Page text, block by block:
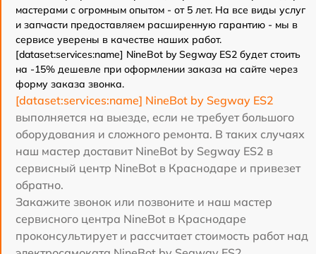
мастерами с огромным опытом - от 5 лет. На все виды услуг
и запчасти предоставляем расширенную гарантию - мы в
сервисе уверены в качестве наших работ.
[dataset:services:name] NineBot by Segway ES2 будет стоить
на -15% дешевле при оформлении заказа на сайте через
форму заказа звонка.
[dataset:services:name] NineBot by Segway ES2
выполняется на выезде, если не требует большого
оборудования и сложного ремонта. В таких случаях
наш мастер доставит NineBot by Segway ES2 в
сервисный центр NineBot в Краснодаре и привезет
обратно.
Закажите звонок или позвоните и наш мастер
сервисного центра NineBot в Краснодаре
проконсультирует и рассчитает стоимость работ над